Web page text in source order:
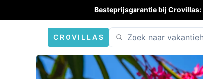
Besteprijsgarantie bij Crovillas:
CROVILLAS